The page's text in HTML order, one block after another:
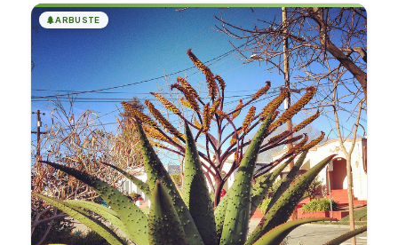
🌲ARBUSTE